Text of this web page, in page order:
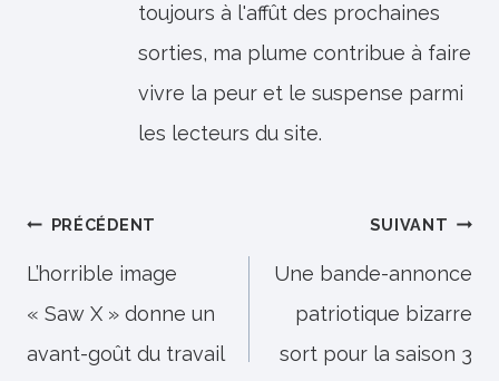
toujours à l'affût des prochaines
sorties, ma plume contribue à faire
vivre la peur et le suspense parmi
les lecteurs du site.
Navigation
de
l’article
PRÉCÉDENT
L’horrible image
« Saw X » donne un
avant-goût du travail
SUIVANT
Une bande-annonce
patriotique bizarre
sort pour la saison 3